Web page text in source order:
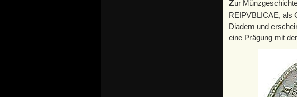
Zur
REIPVBLICAE, als
Diadem und
eine Prägung mit